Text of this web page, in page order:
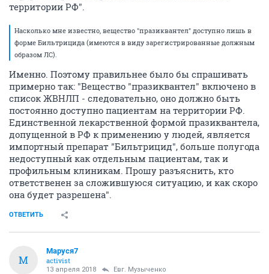
территории РФ".
Насколько мне известно, вещество "празиквантел" доступно лишь в
форме Бильтрицида (имеются в виду зарегистрированные должным
образом ЛС).
Именно. Поэтому правильнее было бы спрашивать
примерно так: "Вещество "празиквантел" включено в
список ЖВНЛП - следовательно, оно должно быть
постоянно доступно пациентам на территории РФ.
Единственной лекарственной формой празиквантела,
допущенной в РФ к применению у людей, является
импортный препарат "Бильтрицид", больше полугода
недоступный как отдельным пациентам, так и
профильным клиникам. Прошу разъяснить, кто
ответственен за сложившуюся ситуацию, и как скоро
она будет разрешена".
ОТВЕТИТЬ
М
Маруся7
activist
13 апреля 2018 Евг. Музыченко